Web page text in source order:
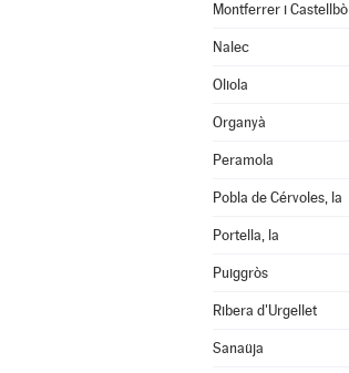
Montferrer i Castellbò
Nalec
Oliola
Organyà
Peramola
Pobla de Cérvoles, la
Portella, la
Puiggròs
Ribera d'Urgellet
Sanaüja